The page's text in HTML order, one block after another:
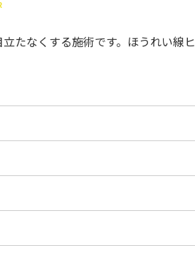
たなくする施術です。ほうれい線ヒ